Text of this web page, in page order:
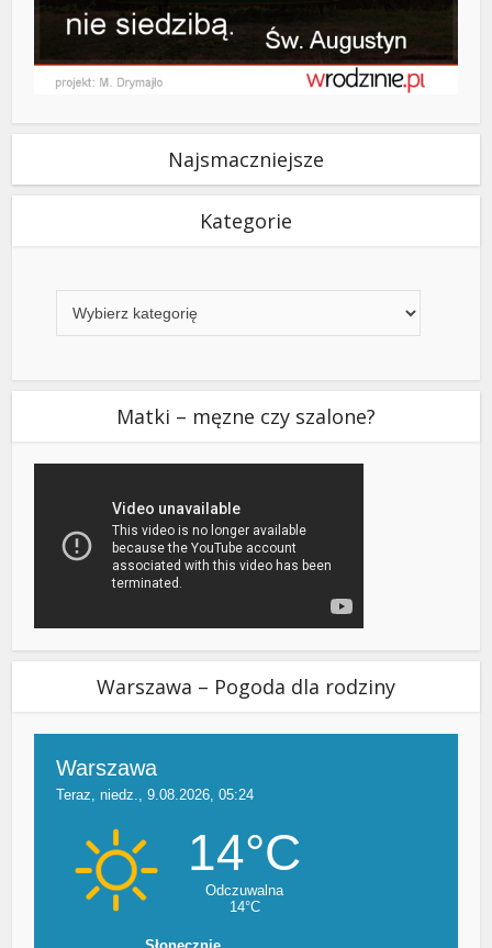
Najsmaczniejsze
Kategorie
Matki – męzne czy szalone?
Warszawa – Pogoda dla rodziny